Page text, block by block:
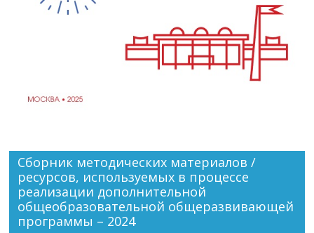
Сборник методических материалов /
ресурсов, используемых в процессе
реализации дополнительной
общеобразовательной общеразвивающей
программы – 2024